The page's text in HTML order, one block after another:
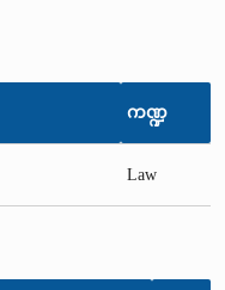
ကဏ္ဍ
Law